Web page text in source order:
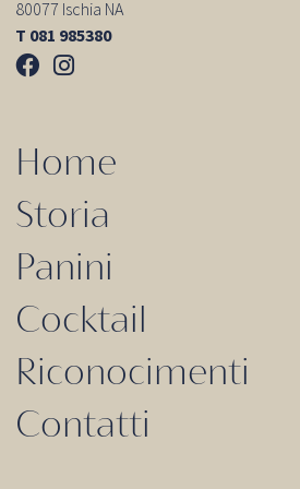
80077 Ischia NA
T 081 985380
Home
Storia
Panini
Cocktail
Riconocimenti
Contatti